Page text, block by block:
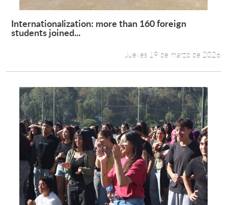
Leer más +
Internationalization: more than 160 foreign
students joined...
Jueves 19 de marzo de 2026